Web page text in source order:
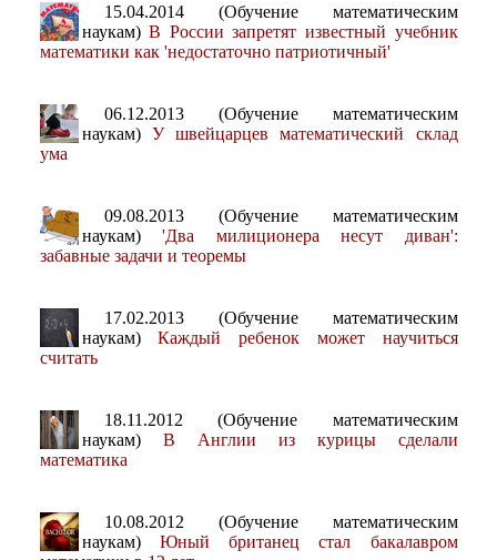
15.04.2014 (Обучение математическим
наукам)В России запретят известный учебник
математики как 'недостаточно патриотичный'
06.12.2013 (Обучение математическим
наукам) У швейцарцев математический склад
ума
09.08.2013 (Обучение математическим
наукам) 'Два милиционера несут диван':
забавные задачи и теоремы
17.02.2013 (Обучение математическим
наукам)Каждый ребенок может научиться
считать
18.11.2012 (Обучение математическим
наукам) В Англии из курицы сделали
математика
10.08.2012 (Обучение математическим
наукам) Юный британец стал бакалавром